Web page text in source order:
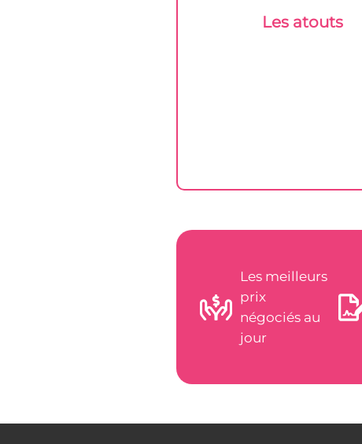
Les atouts
Les meilleurs
prix
négociés au
jour